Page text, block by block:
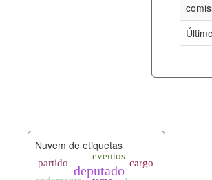
documento_andamento.xml
palavras_chave.xml
Nuvem de etiquetas